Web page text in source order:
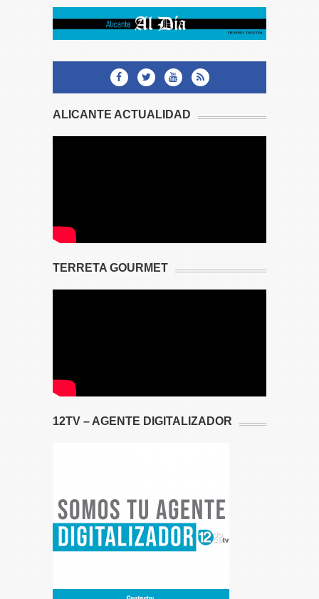
ALICANTE ACTUALIDAD
TERRETA GOURMET
12TV – AGENTE DIGITALIZADOR